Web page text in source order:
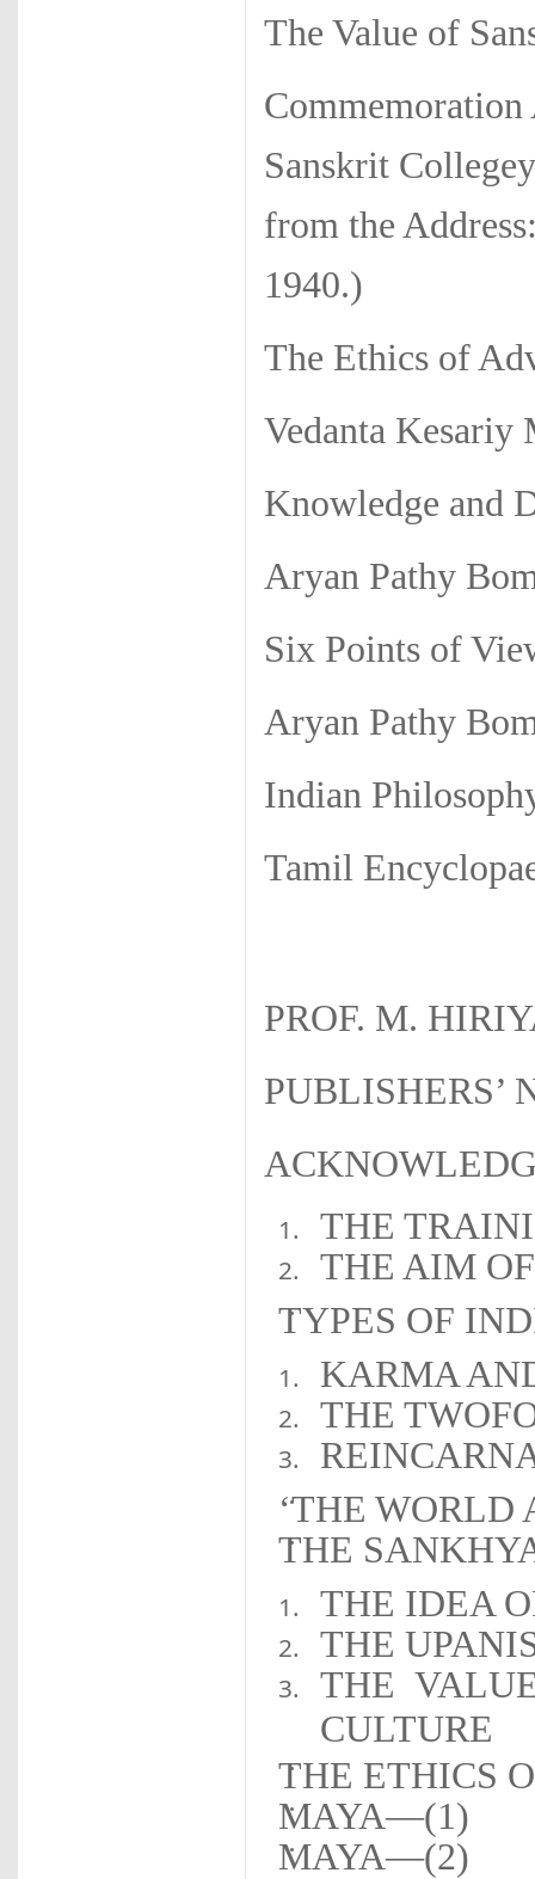
The Value of
Commemoration
Sanskrit
from the
1940.)
The Ethics of
Vedanta Kesariy
Knowledge and
Aryan Pathy
Six Points of
Aryan Pathy
Indian
Tamil
PROF. M.
PUBLISHERS’
THE
THE AIM
TYPES OF
KARMA
THE
‘THE
THE
THE IDEA
THE
THE
CULTURE
THE ETHICS
MAYA—(1)
MAYA—(2)